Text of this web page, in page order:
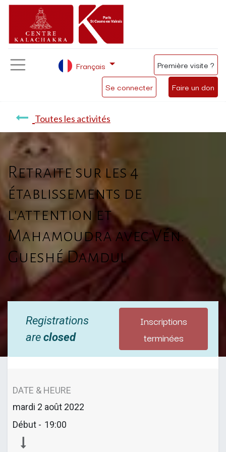
Se connecter Faire un don
Français Première visite ?
Toutes les activités
Retraite sur les 4
établissements de
l'attention et
Mahamoudra avec Vén.
Gueshé Damdul
Registrations
areclosed
Inscriptions
terminées
DATE & HEURE
mardi 2 août 2022
Début - 19:00